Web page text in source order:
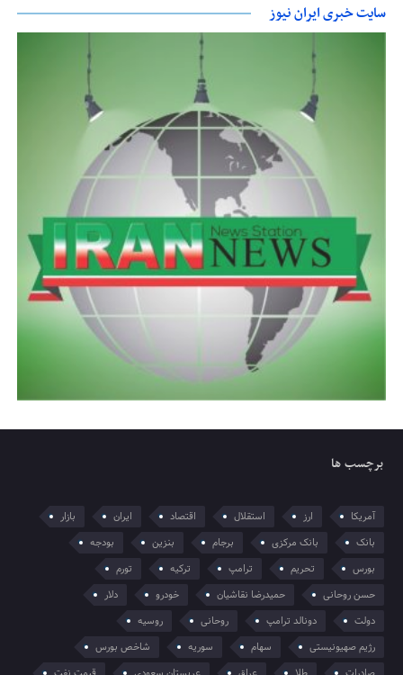
سایت خبری ایران نیوز
برچسب ها
آمریکا ارز استقلال اقتصاد ایران
بازار
بانک
بانک مرکزی برجام بنزین
بودجه
بورس
تحریم ترامپ ترکیه
تورم
حسن روحانی
حمیدرضا نقاشیان خودرو
دلار
دولت
دونالد ترامپ روحانی
روسیه
رژیم صهیونیستی
سهام سوریه
شاخص بورس